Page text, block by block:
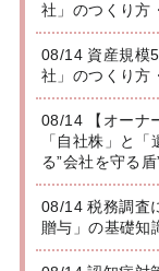
社」のつくり方
08/14 資産規模
社」のつくり方
08/14 【オーナ
「自社株」と
る”会社を守る盾
08/14 税務調査
贈与」の基礎知